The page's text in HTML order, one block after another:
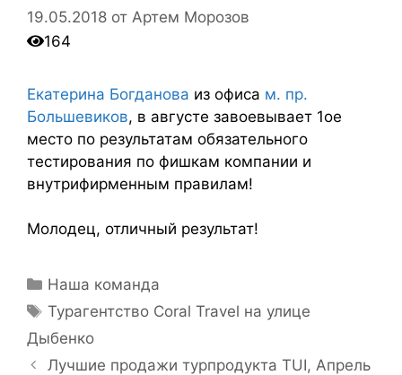
19.05.2018 от Артем Морозов
164
Екатерина Богданова из офиса м. пр.
Большевиков, в августе завоевывает 1ое
место по результатам обязательного
тестирования по фишкам компании и
внутрифирменным правилам!
Молодец, отличный результат!
Наша команда
Турагентство Coral Travel на улице
Дыбенко
Лучшие продажи турпродукта TUI, Апрель